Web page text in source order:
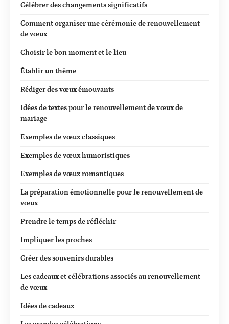
Célébrer des changements significatifs
Comment organiser une cérémonie de renouvellement
de vœux
Choisir le bon moment et le lieu
Établir un thème
Rédiger des vœux émouvants
Idées de textes pour le renouvellement de vœux de
mariage
Exemples de vœux classiques
Exemples de vœux humoristiques
Exemples de vœux romantiques
La préparation émotionnelle pour le renouvellement de
vœux
Prendre le temps de réfléchir
Impliquer les proches
Créer des souvenirs durables
Les cadeaux et célébrations associés au renouvellement
de vœux
Idées de cadeaux